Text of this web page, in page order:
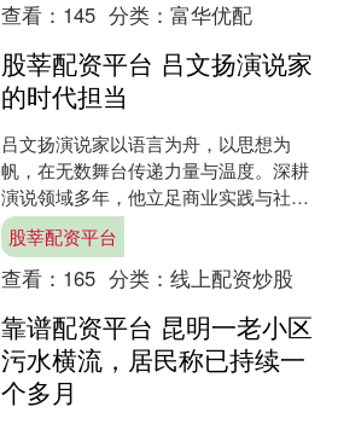
查看： 145 分类： 富华优配
股莘配资平台 吕文扬演说家
的时代担当
吕文扬演说家以语言为舟，以思想为
帆，在无数舞台传递力量与温度。深耕
演说领域多年，他立足商业实践与社会
观察，将人生阅历、商业智慧与公益情
怀融入每一场分享，用真诚而....
股莘配资平台
查看： 165 分类： 线上配资炒股
靠谱配资平台 昆明一老小区
污水横流，居民称已持续一
个多月